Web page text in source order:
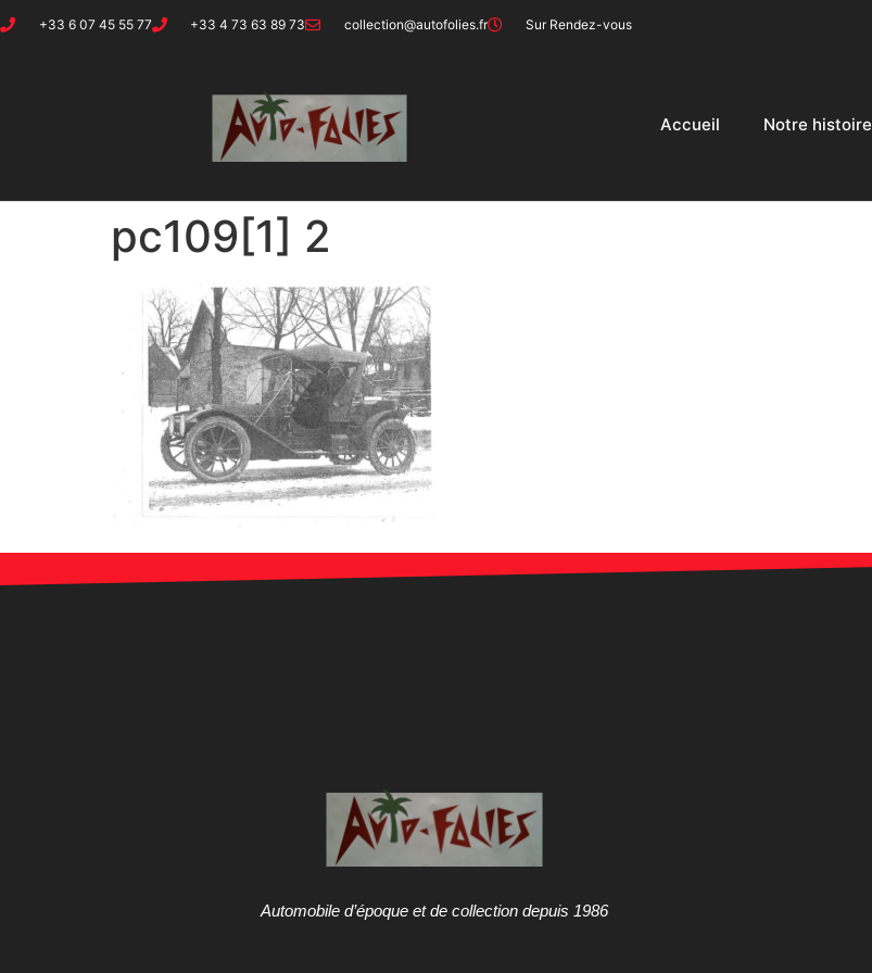
+33 6 07 45 55 77 +33 4 73 63 89 73 collection@autofolies.fr Sur Rendez-vous
Accueil Notre histoire
pc109[1] 2
Automobile d’époque et de collection depuis 1986